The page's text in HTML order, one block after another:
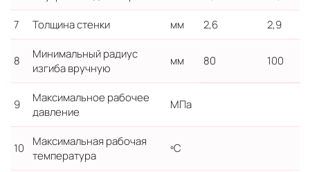
7
Толщина стенки мм 2,6 2,9
8
Минимальный радиус
изгиба вручную
мм 80 100
9
Максимальное рабочее
давление
МПа
10
Максимальная рабочая
температура
ºС